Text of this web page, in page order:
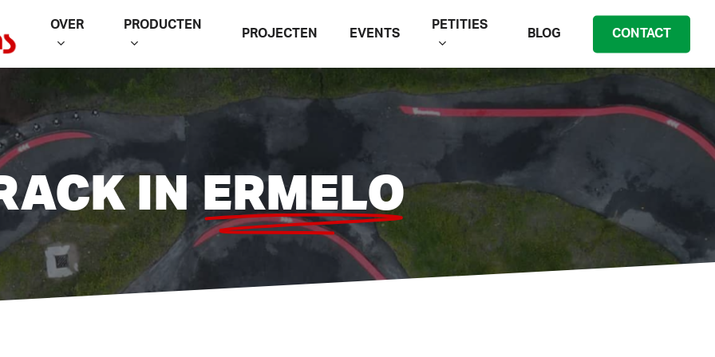
OVER PRODUCTEN
PROJECTEN EVENTS
PETITIES
BLOG CONTACT
INERMELO